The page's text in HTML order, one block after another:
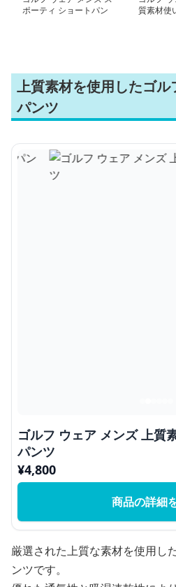
ポーティ ショートパン
質素材使
上質素材を使用したゴル
パンツ
ゴルフ ウェア メンズ 上質
パンツ
¥4,800
商品の詳細
厳選された上質な素材を使用し
ンツです。